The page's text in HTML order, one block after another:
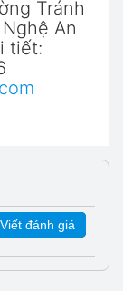
Tránh
An
tiết:
Viết đánh giá